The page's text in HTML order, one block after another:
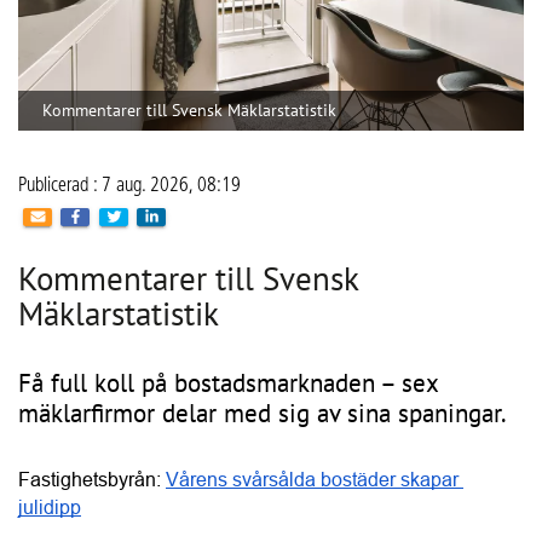
Anslutna
leverantörer
2 469
Aktiva BRF:er
30 084
Hitta leverantörer och entreprenörer till
er BRF
Kategorier